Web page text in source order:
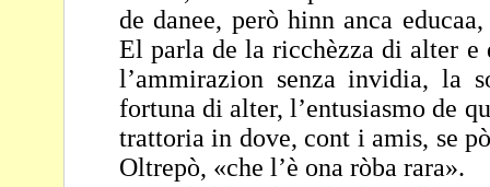
de danee, però hinn anca
El parla de la ricchèzza di alter
l’ammirazion senza invidia, la
fortuna di alter, l’entusiasmo de
trattoria in dove, cont i amis, se
Oltrepò, «che l’è ona ròba rara».